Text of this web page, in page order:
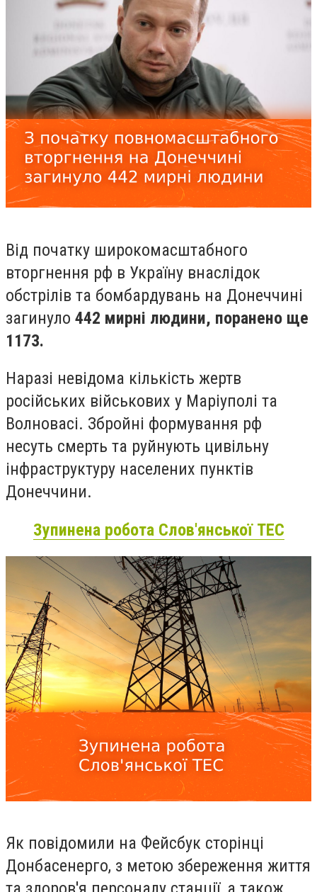
Від початку широкомасштабного
вторгнення рф в Україну внаслідок
обстрілів та бомбардувань на Донеччині
загинуло 442 мирні людини, поранено ще
1173.
Наразі невідома кількість жертв
російських військових у Маріуполі та
Волновасі. Збройні формування рф
несуть смерть та руйнують цивільну
інфраструктуру населених пунктів
Донеччини.
Зупинена робота Слов'янської ТЕС
Як повідомили на Фейсбук сторінці
Донбасенерго, з метою збереження життя